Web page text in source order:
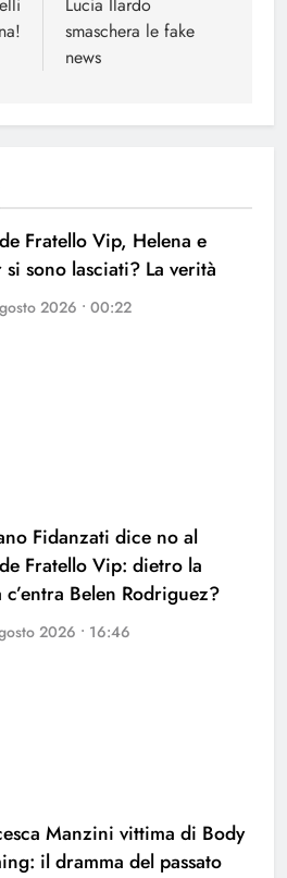
Lucia Ilardo
smaschera le fake
news
Fratello Vip, Helena e
si sono lasciati? La verità
2026 • 00:22
Fidanzati dice no al
Fratello Vip: dietro la
c’entra Belen Rodriguez?
2026 • 16:46
Manzini vittima di Body
il dramma del passato